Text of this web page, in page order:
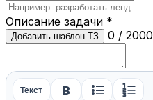
Описание задачи *
Добавить шаблон ТЗ 0 / 2000
Текст format_bold format_list_bulleted format_list_numbered